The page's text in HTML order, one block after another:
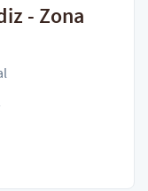
- Zona